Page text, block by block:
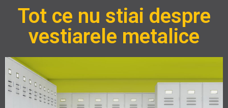
Tot ce nu stiai despre
vestiarele metalice